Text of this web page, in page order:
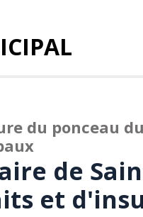
du ponceau
de
et